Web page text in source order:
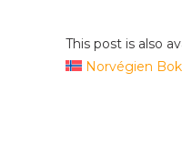
This post is also
Norvégien